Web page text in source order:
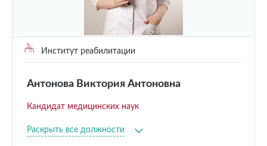
Институт реабилитации
Антонова Виктория Антоновна
Кандидат медицинских наук
Раскрыть все должности